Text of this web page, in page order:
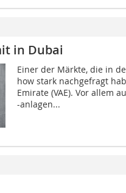
in Dubai
Einer der Märkte, die in
how stark nachgefragt
Emirate (VAE). Vor allem
-anlagen...